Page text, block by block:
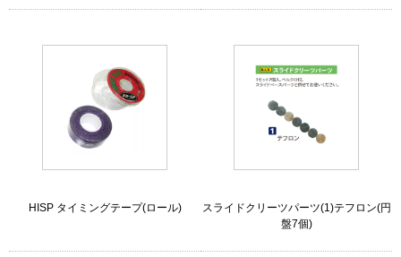
HISP タイミングテープ(ロール)
スライドクリーツパーツ(1)テフロン(円
盤7個)